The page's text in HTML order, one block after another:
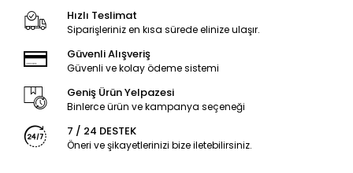
Hızlı Teslimat
Siparişleriniz en kısa sürede elinize ulaşır.
Güvenli Alışveriş
Güvenli ve kolay ödeme sistemi
Geniş Ürün Yelpazesi
Binlerce ürün ve kampanya seçeneği
7 / 24 DESTEK
Öneri ve şikayetlerinizi bize iletebilirsiniz.